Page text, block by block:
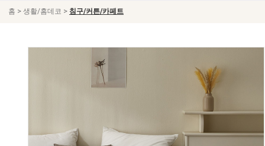
홈 > 생활/홈데코 > 침구/커튼/카페트